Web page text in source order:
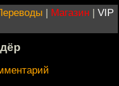
| Магазин | VIP